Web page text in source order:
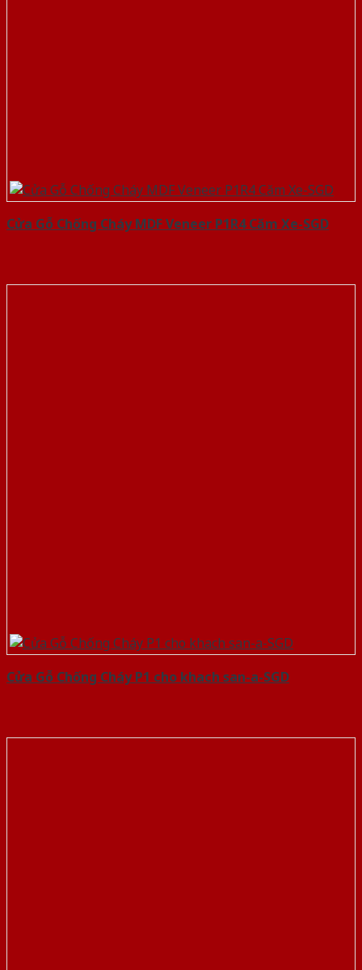
Cửa Gỗ Chống Cháy MDF Veneer P1R4 Căm Xe-SGD
Cửa Gỗ Chống Cháy P1 cho khach san-a-SGD